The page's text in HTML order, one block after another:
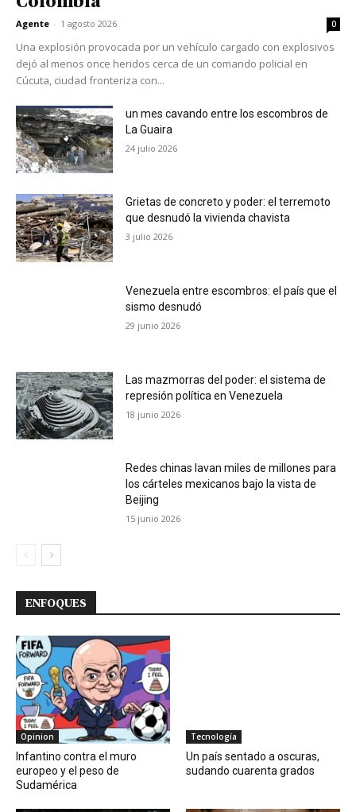
Agente - 1 agosto 2026 0
Una explosión provocada por un vehículo cargado con explosivos
dejó al menos once heridos cerca de un comando policial en
Cúcuta, ciudad fronteriza con...
un mes cavando entre los escombros de
La Guaira
24 julio 2026
Grietas de concreto y poder: el terremoto
que desnudó la vivienda chavista
3 julio 2026
Venezuela entre escombros: el país que el
sismo desnudó
29 junio 2026
Las mazmorras del poder: el sistema de
represión política en Venezuela
18 junio 2026
Redes chinas lavan miles de millones para
los cárteles mexicanos bajo la vista de
Beijing
15 junio 2026
ENFOQUES
Opinion
Infantino contra el muro
europeo y el peso de
Sudamérica
Tecnología
Un país sentado a oscuras,
sudando cuarenta grados